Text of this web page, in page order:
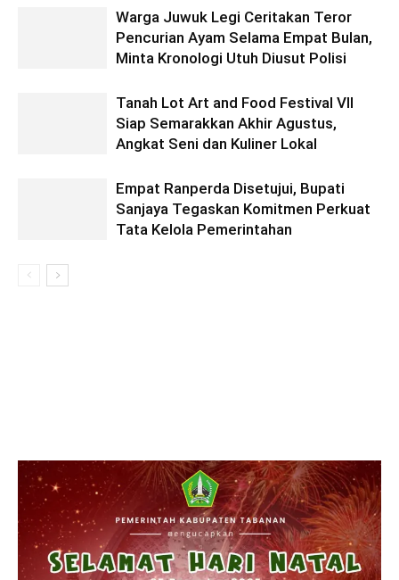
Warga Juwuk Legi Ceritakan Teror
Pencurian Ayam Selama Empat Bulan,
Minta Kronologi Utuh Diusut Polisi
Tanah Lot Art and Food Festival VII
Siap Semarakkan Akhir Agustus,
Angkat Seni dan Kuliner Lokal
Empat Ranperda Disetujui, Bupati
Sanjaya Tegaskan Komitmen Perkuat
Tata Kelola Pemerintahan